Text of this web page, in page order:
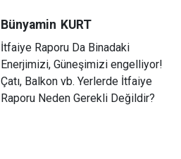
Bünyamin KURT
İtfaiye Raporu Da Binadaki
Enerjimizi, Güneşimizi engelliyor!
Çatı, Balkon vb. Yerlerde İtfaiye
Raporu Neden Gerekli Değildir?